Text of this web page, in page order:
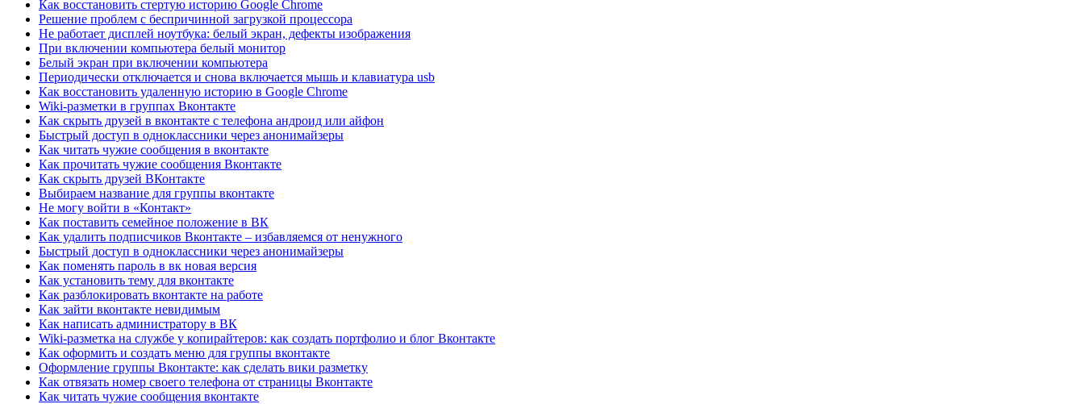
Как восстановить стертую историю Google Chrome
Решение проблем с беспричинной загрузкой процессора
Не работает дисплей ноутбука: белый экран, дефекты изображения
При включении компьютера белый монитор
Белый экран при включении компьютера
Периодически отключается и снова включается мышь и клавиатура usb
Как восстановить удаленную историю в Google Chrome
Wiki-разметки в группах Вконтакте
Как скрыть друзей в вконтакте с телефона андроид или айфон
Быстрый доступ в одноклассники через анонимайзеры
Как читать чужие сообщения в вконтакте
Как прочитать чужие сообщения Вконтакте
Как скрыть друзей ВКонтакте
Выбираем название для группы вконтакте
Не могу войти в «Контакт»
Как поставить семейное положение в ВК
Как удалить подписчиков Вконтакте – избавляемся от ненужного
Быстрый доступ в одноклассники через анонимайзеры
Как поменять пароль в вк новая версия
Как установить тему для вконтакте
Как разблокировать вконтакте на работе
Как зайти вконтакте невидимым
Как написать администратору в ВК
Wiki-разметка на службе у копирайтеров: как создать портфолио и блог Вконтакте
Как оформить и создать меню для группы вконтакте
Оформление группы Вконтакте: как сделать вики разметку
Как отвязать номер своего телефона от страницы Вконтакте
Как читать чужие сообщения вконтакте